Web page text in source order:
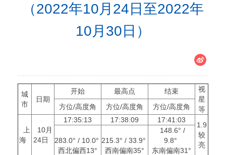
（2022年10月24日至2022年
10月30日）
城
市
日期
开始 最高点 结束
视
星
等
方位/高度角 方位/高度角 方位/高度角
上
海
10月
24日
17:35:13 17:38:09 17:41:03
1.9
较
亮
283.0° / 10.0°
西北偏西13°
215.3° / 33.9°
西南偏南35°
148.6° /
9.8°
东南偏南31°